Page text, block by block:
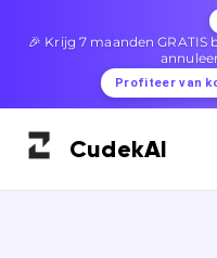
🎉 Krijg 7 maanden
Profiteer van
CudekAI